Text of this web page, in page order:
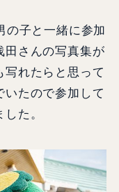
子と一緒に参加
田さんの写真集が
写れたらと思って
いたので参加して
た。